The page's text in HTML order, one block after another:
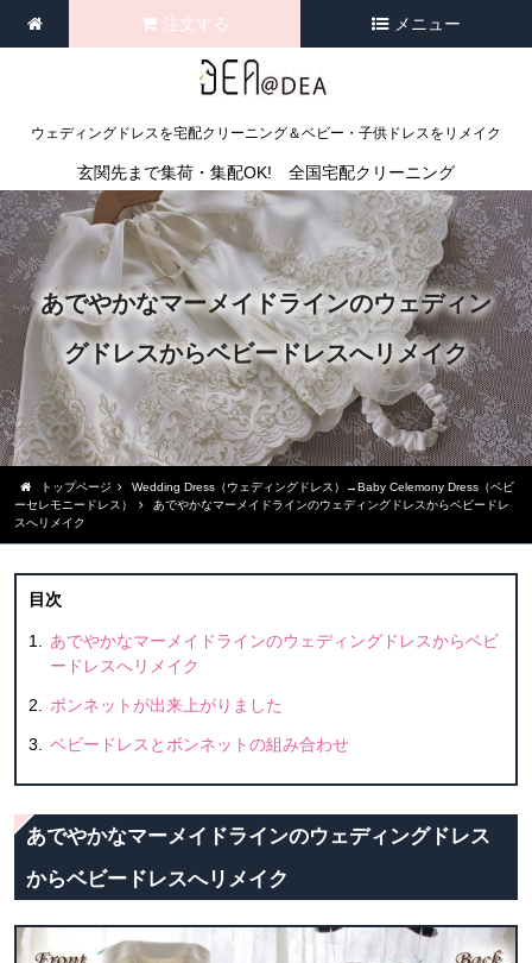
ウェディングドレスを宅配クリーニング＆ベビー・子供ドレスをリメイク
注文する メニュー
玄関先まで集荷・集配OK! 全国宅配クリーニング
あでやかなマーメイドラインのウェディン
グドレスからベビードレスへリメイク
トップページ
Wedding Dress（ウェディングドレス）→Baby Celemony Dress（ベビ
ーセレモニードレス）
あでやかなマーメイドラインのウェディングドレスからベビードレ
スへリメイク
目次
あでやかなマーメイドラインのウェディングドレスからベビ
ードレスへリメイク
ボンネットが出来上がりました
ベビードレスとボンネットの組み合わせ
あでやかなマーメイドラインのウェディングドレス
からベビードレスへリメイク